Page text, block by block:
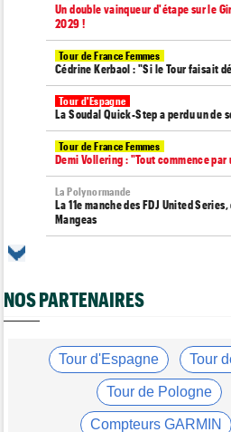
Un double vainqueur d'étape sur le
2029 !
Tour de France Femmes
Cédrine Kerbaol : "Si le Tour faisait
Tour d'Espagne
La Soudal Quick-Step a perdu un de
Tour de France Femmes
Demi Vollering : "Tout commence par
La Polynormande
La 11e manche des FDJ United
Mangeas
Route
Robert Gesink : "Le cyclisme
Tour de France Femmes
Puck Pieterse : "Le maillot jaune ?
Tour de France Femmes
Lorena Wiebes : "Le maillot vert ?
NOS PARTENAIRES
Tour d'Espagne Tour
Tour de Pologne
Compteurs GARMIN